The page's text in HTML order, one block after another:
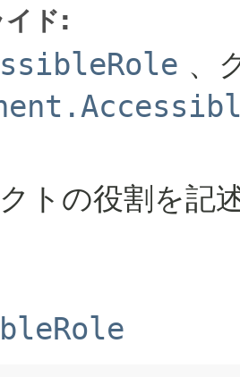
イド:
、
トの役割を